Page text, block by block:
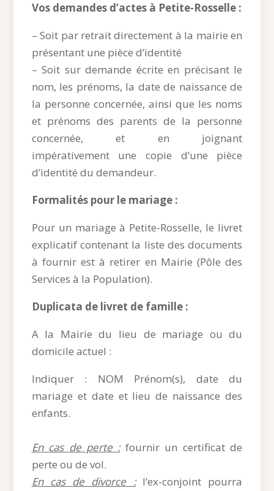
Vos demandes d’actes à Petite-Rosselle :
– Soit par retrait directement à la mairie en
présentant une pièce d’identité
– Soit sur demande écrite en précisant le
nom, les prénoms, la date de naissance de
la personne concernée, ainsi que les noms
et prénoms des parents de la personne
concernée, et en joignant
impérativement une copie d’une pièce
d’identité du demandeur.
Formalités pour le mariage :
Pour un mariage à Petite-Rosselle, le livret
explicatif contenant la liste des documents
à fournir est à retirer en Mairie (Pôle des
Services à la Population).
Duplicata de livret de famille :
A la Mairie du lieu de mariage ou du
domicile actuel :
Indiquer : NOM Prénom(s), date du
mariage et date et lieu de naissance des
enfants.
En cas de perte :fournir un certificat de
perte ou de vol.
En cas de divorce :l’ex-conjoint pourra